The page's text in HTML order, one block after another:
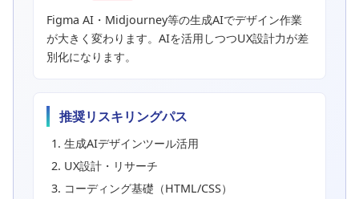
Figma AI・Midjourney等の生成AIでデザイン作業
が大きく変わります。AIを活用しつつUX設計力が差
別化になります。
推奨リスキリングパス
生成AIデザインツール活用
UX設計・リサーチ
コーディング基礎（HTML/CSS）